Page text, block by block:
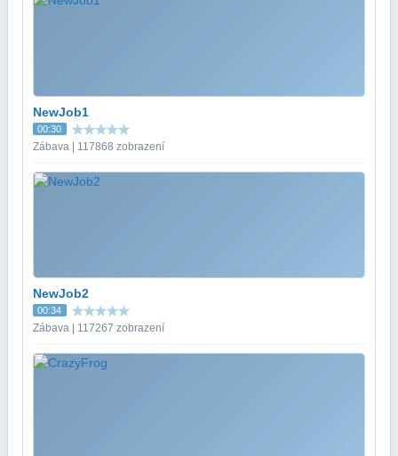
NewJob1
00:30
Zábava | 117868 zobrazení
NewJob2
00:34
Zábava | 117267 zobrazení